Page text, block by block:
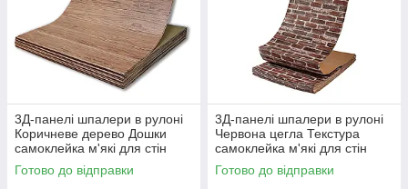
3Д-панелі шпалери в рулоні
Коричневе дерево Дошки
самоклейка м'які для стін
0,7*20м*3мм R090-3-20 SW-
00001474
Готово до відправки
3Д-панелі шпалери в рулоні
Червона цегла Текстура
самоклейка м'які для стін
700мм*20м*3мм R043 SW-
00001333
Готово до відправки